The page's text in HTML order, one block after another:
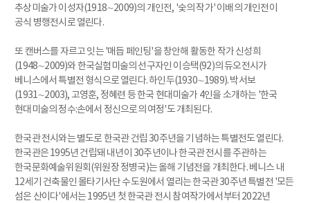
추상미술가 이성자(1918∼2009)의 개인전, '숯의 작가' 이배의 개인전이
공식 병행전시로 열린다.
또 캔버스를 자르고 잇는 '매듭 페인팅'을 창안해 활동한 작가 신성희
(1948∼2009)와 한국실험미술의 선구자인 이승택(92)의 듀오전시가
베니스에서 특별전 형식으로 열린다. 하인두(1930∼1989). 박서보
(1931∼2003), 고영훈, 정혜련 등 한국 현대미술가 4인을 소개하는 '한국
현대미술의 정수:손에서 정신으로의 여정'도 개최된다.
한국관 전시와는 별도로 한국관 건립 30주년을 기념하는 특별전도 열린다.
한국관은 1995년 건립돼 내년이 30주년이나 한국관 전시를 주관하는
한국문화예술위원회(위원장 정병국)는 올해 기념전을 개최한다. 베니스 내
12세기 건축물인 몰타기사단 수도원에서 열리는 한국관 30주년 특별전 '모든
섬은 산이다'에서는 1995년 첫 한국관 전시 참여작가에서부터 2022년